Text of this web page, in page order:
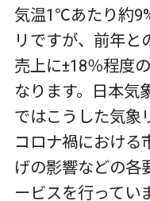
気温1℃あたり約
リですが、前年と
売上に±18％程度
なります。日本気
ではこうした気象
コロナ禍における
げの影響などの各
ービスを行ってい